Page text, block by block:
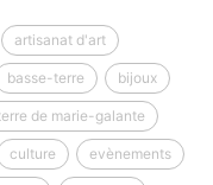
artisanat d'art
basse-terre bijoux
de marie-galante
culture evènements